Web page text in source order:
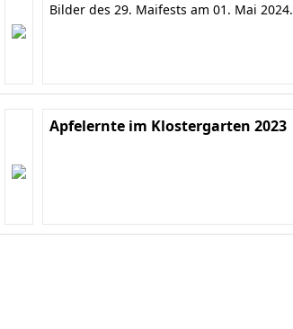
Bilder des 29. Maifests am 01. Mai 2024.
Apfelernte im Klostergarten 2023